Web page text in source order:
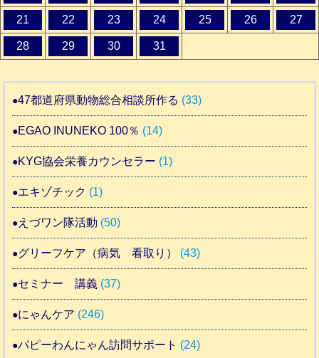
21 22 23 24 25 26 27
28 29 30 31
47都道府県動物総合相談所作る (33)
EGAO INUNEKO 100％ (14)
KYG協会栄養カウンセラー (1)
エキゾチック (1)
えづワン隊活動 (50)
グリーフケア（病気 看取り） (43)
セミナー 講義 (37)
にゃんケア (246)
パピーわんにゃん訪問サポート (24)